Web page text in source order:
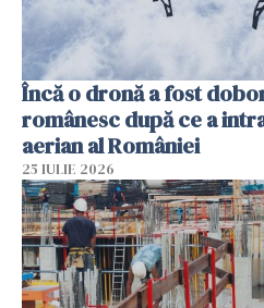
Încă o dronă a fost
românesc după ce a
aerian al României
25 IULIE 2026